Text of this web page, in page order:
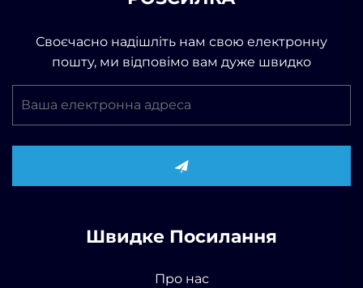
Своєчасно надішліть нам свою електронну
пошту, ми відповімо вам дуже швидко
Швидке Посилання
Про нас